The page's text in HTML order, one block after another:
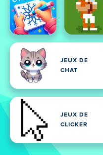
JEUX DE
CHAT
JEUX DE
CLICKER